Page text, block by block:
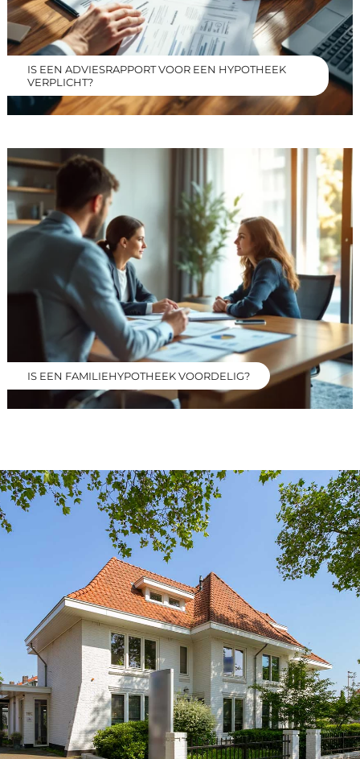
IS EEN ADVIESRAPPORT VOOR EEN HYPOTHEEK
VERPLICHT?
IS EEN FAMILIEHYPOTHEEK VOORDELIG?